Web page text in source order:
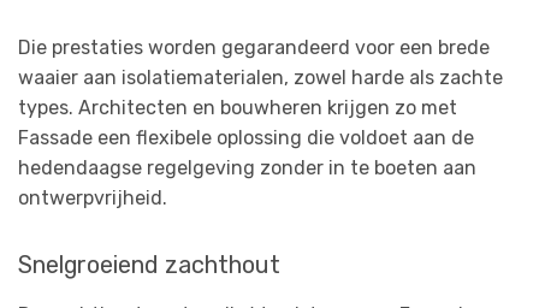
Die prestaties worden gegarandeerd voor een brede
waaier aan isolatiematerialen, zowel harde als zachte
types. Architecten en bouwheren krijgen zo met
Fassade een flexibele oplossing die voldoet aan de
hedendaagse regelgeving zonder in te boeten aan
ontwerpvrijheid.
Snelgroeiend zachthout